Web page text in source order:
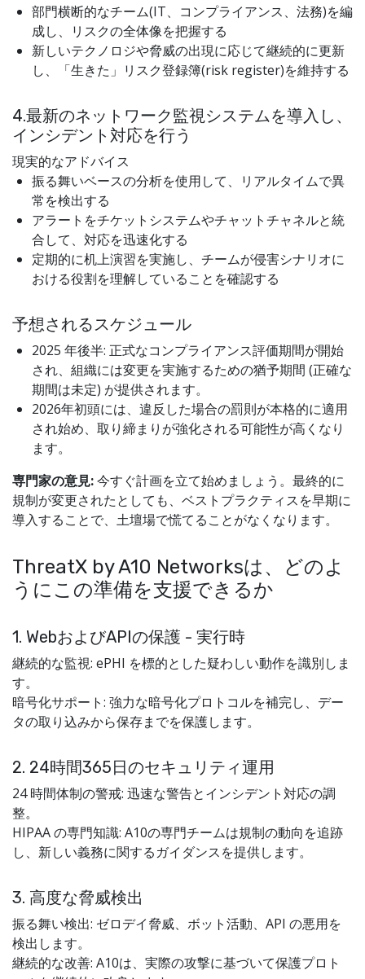
部門横断的なチーム(IT、コンプライアンス、法務)を編
成し、リスクの全体像を把握する
新しいテクノロジや脅威の出現に応じて継続的に更新
し、「生きた」リスク登録簿(risk register)を維持する
4.最新のネットワーク監視システムを導入し、
インシデント対応を行う
現実的なアドバイス
振る舞いベースの分析を使用して、リアルタイムで異
常を検出する
アラートをチケットシステムやチャットチャネルと統
合して、対応を迅速化する
定期的に机上演習を実施し、チームが侵害シナリオに
おける役割を理解していることを確認する
予想されるスケジュール
2025 年後半: 正式なコンプライアンス評価期間が開始
され、組織には変更を実施するための猶予期間 (正確な
期間は未定) が提供されます。
2026年初頭には、違反した場合の罰則が本格的に適用
され始め、取り締まりが強化される可能性が高くなり
ます。
専門家の意見:今すぐ計画を立て始めましょう。最終的に
規制が変更されたとしても、ベストプラクティスを早期に
導入することで、土壇場で慌てることがなくなります。
ThreatX by A10 Networksは、どのよ
うにこの準備を支援できるか
1. WebおよびAPIの保護 - 実行時
継続的な監視: ePHI を標的とした疑わしい動作を識別しま
す。
暗号化サポート: 強力な暗号化プロトコルを補完し、デー
タの取り込みから保存までを保護します。
2. 24時間365日のセキュリティ運用
24 時間体制の警戒: 迅速な警告とインシデント対応の調
整。
HIPAA の専門知識: A10の専門チームは規制の動向を追跡
し、新しい義務に関するガイダンスを提供します。
3. 高度な脅威検出
振る舞い検出: ゼロデイ脅威、ボット活動、API の悪用を
検出します。
継続的な改善: A10は、実際の攻撃に基づいて保護プロト